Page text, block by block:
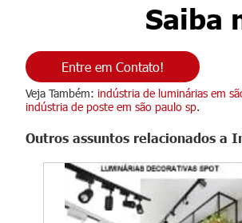
Saiba
Entre em Contato!
Veja Também: indústria de luminárias em
indústria de poste em são paulo sp.
Outros assuntos relacionados a